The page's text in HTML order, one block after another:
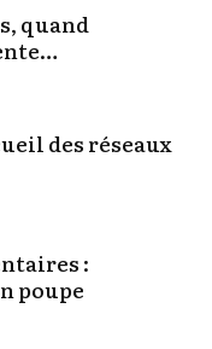
quand
des réseaux
:
poupe